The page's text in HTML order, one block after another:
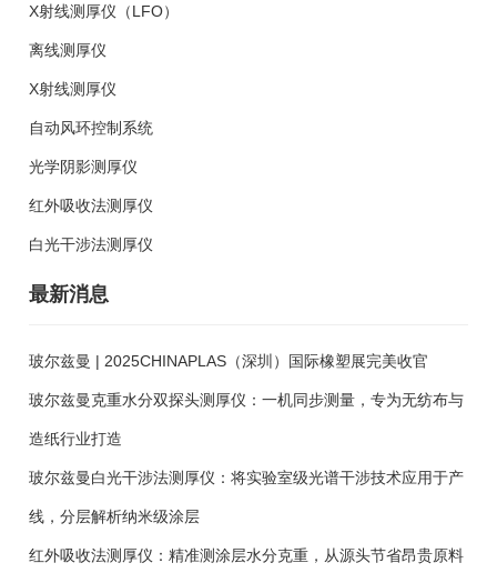
X射线测厚仪（LFO）
离线测厚仪
X射线测厚仪
自动风环控制系统
光学阴影测厚仪
红外吸收法测厚仪
白光干涉法测厚仪
最新消息
玻尔兹曼 | 2025CHINAPLAS（深圳）国际橡塑展完美收官
玻尔兹曼克重水分双探头测厚仪：一机同步测量，专为无纺布与
造纸行业打造
玻尔兹曼白光干涉法测厚仪：将实验室级光谱干涉技术应用于产
线，分层解析纳米级涂层
红外吸收法测厚仪：精准测涂层水分克重，从源头节省昂贵原料